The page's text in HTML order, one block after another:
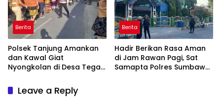
Berita
Polsek Tanjung Amankan
dan Kawal Giat
Nyongkolan di Desa Tegal
Berita
Hadir Berikan Rasa Aman
di Jam Rawan Pagi, Sat
Samapta Polres Sumbawa
Leave a Reply